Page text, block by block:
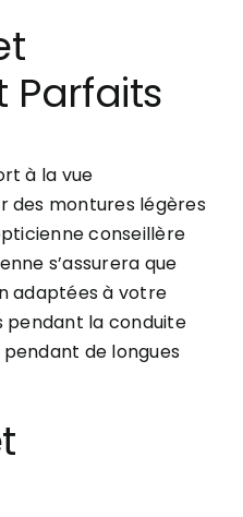
Parfaits
à la vue
des montures légères
conseillère
s’assurera que
adaptées à votre
pendant la conduite
de longues